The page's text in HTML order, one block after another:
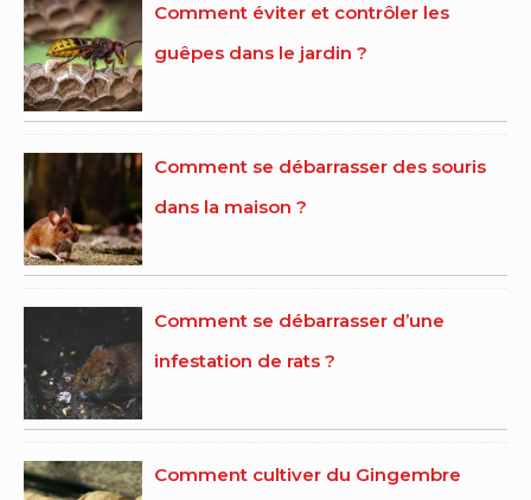
Comment éviter et contrôler les
guêpes dans le jardin ?
Comment se débarrasser des souris
dans la maison ?
Comment se débarrasser d’une
infestation de rats ?
Comment cultiver du Gingembre